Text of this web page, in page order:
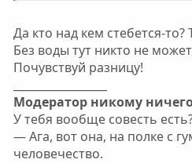
Да кто над кем стебется-
Без воды тут никто не
Почувствуй разницу!
Модератор никому
У тебя вообще совесть
— Ага, вот она, на полке с
человечество.